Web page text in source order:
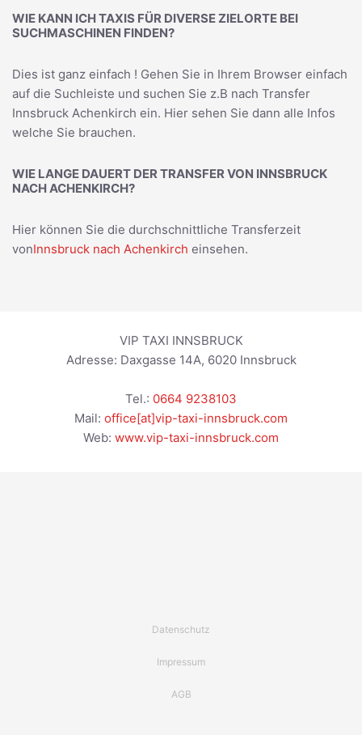
WIE KANN ICH TAXIS FÜR DIVERSE ZIELORTE BEI
SUCHMASCHINEN FINDEN?
Dies ist ganz einfach ! Gehen Sie in Ihrem Browser einfach
auf die Suchleiste und suchen Sie z.B nach Transfer
Innsbruck Achenkirch ein. Hier sehen Sie dann alle Infos
welche Sie brauchen.
WIE LANGE DAUERT DER TRANSFER VON INNSBRUCK
NACH ACHENKIRCH?
Hier können Sie die durchschnittliche Transferzeit
vonInnsbruck nach Achenkirch einsehen.
VIP TAXI INNSBRUCK
Adresse: Daxgasse 14A, 6020 Innsbruck
Tel.: 0664 9238103
Mail: office[at]vip-taxi-innsbruck.com
Web: www.vip-taxi-innsbruck.com
Datenschutz
Impressum
AGB